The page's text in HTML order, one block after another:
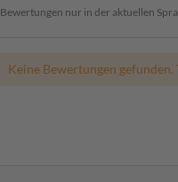
Bewertungen nur in der aktuellen
Keine Bewertungen